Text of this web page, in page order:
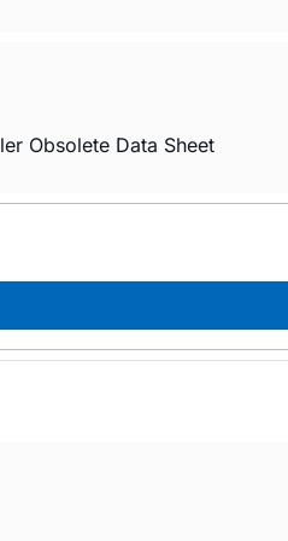
Obsolete Data Sheet